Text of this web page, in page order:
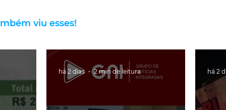
viu esses!
há 2 dias 2 min de leitura há 2